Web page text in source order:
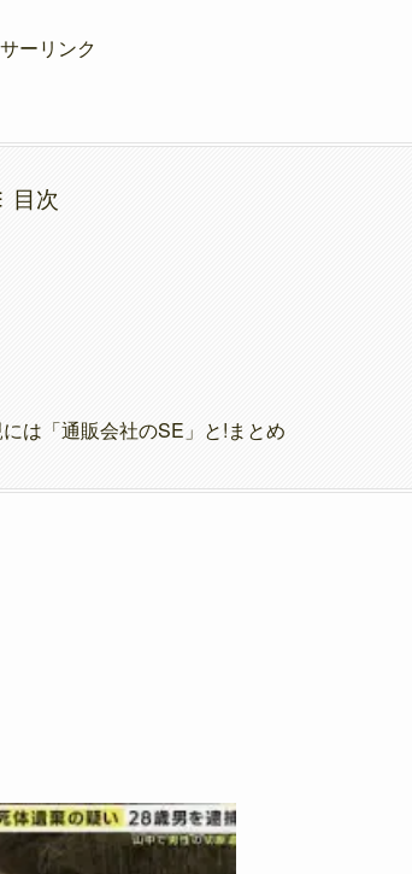
ーリンク
目次
は「通販会社のSE」と!まとめ